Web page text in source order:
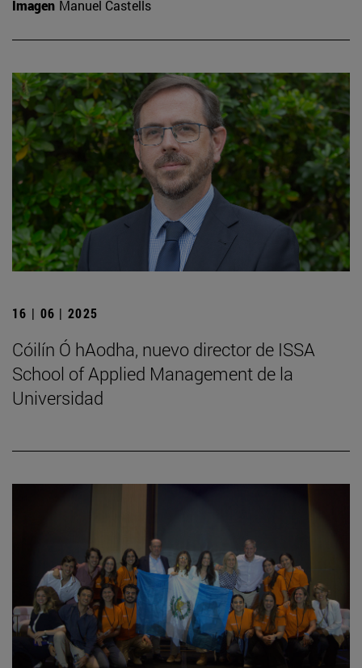
Imagen Manuel Castells
16 | 06 | 2025
Cóilín Ó hAodha, nuevo director de ISSA
School of Applied Management de la
Universidad